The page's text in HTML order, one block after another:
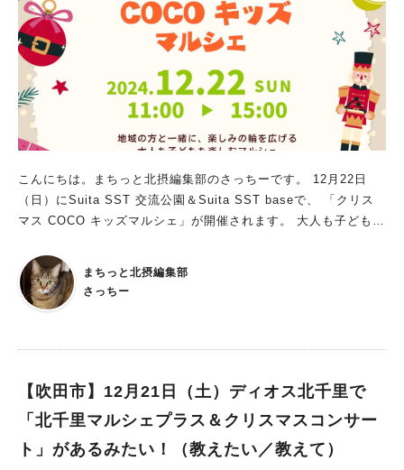
プ」（12/22 午後1時～2時30分／料金1,990円 ※満員のため募集
終了）、 「無印良品ボディケア新商品お試し会」（12/22 ①午
前11時～、②午後1時～、③午後3時～ ※無料、予約不要）も実
施。 年末の大掃除に向けて『片付け方がわからない』という人
にぴったりの 「インテリアアドバイザーが教える収納セミナ
ー」（12/22 ①午前11時～、②午後1時～、③午後3時～ ※無
料、予約はWEBより）も行われます。 無印良品の商品があたる
1回、無印良品にて2,000円以上お買いもの＋お店のインスタグ
ラムフォローで参加）もあるみたいなので、こちらも見逃せませ
ん！ 「今年最後のつながる市はスペシャルバージョンとして、
ぞろいします。 この時期ならではのワークショップ、ギフトに
ぴったりのお店も出店するので、 ぜひ気軽にお立ち寄りいただ
けると嬉しいです！」とイベント担当者。 お買い物ついでにふ
ムはこちら この投稿をInstagramで見る 無印良品 トナリエ
こんにちは。まちっと北摂編集部のさっちーです。 12月22日
（日）にSuita SST 交流公園＆Suita SST baseで、 「クリス
マス COCO キッズマルシェ」が開催されます。 大人も子どもも
と子ども店長マルシェを同時開催 「大人ももっと自由に 自分
らしく」をコンセプトにイベントを企画するサードクロスは、
世代の垣根を越えて、地域の皆様と一緒に楽しみの輪を広げる、
ドライフラワーやブリザードフラワーを使ったアレンジメントの
登場。 子ども店長マルシェではお子さんが店長となり、 手作り
のクリスマスオーナメントの販売や 紙芝居、早口言葉、ラッキ
まちっと北摂編集部
さっちー
【吹田市】12月21日（土）ディオス北千里で
「北千里マルシェプラス＆クリスマスコンサー
ト」があるみたい！（教えたい／教えて）